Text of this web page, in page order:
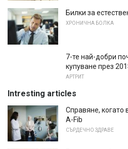
Билки за
ХРОНИЧНА БОЛКА
7-те най-добри
купуване през
АРТРИТ
Intresting articles
Справяне, когато
A-Fib
СЪРДЕЧНО ЗДРАВЕ